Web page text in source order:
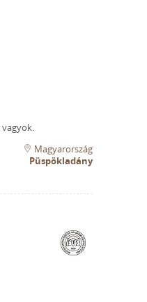
vagyok.
Magyarország
Püspökladány